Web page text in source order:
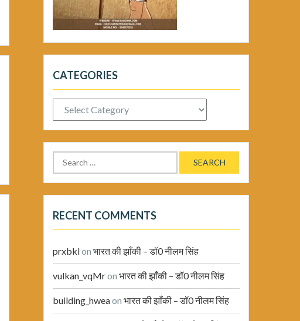
CATEGORIES
Categories
Search
for:
RECENT COMMENTS
prxbklon भारत की झाँकी – डॉ0 नीलम सिंह
vulkan_vqMron भारत की झाँकी – डॉ0 नीलम सिंह
building_hweaon भारत की झाँकी – डॉ0 नीलम सिंह